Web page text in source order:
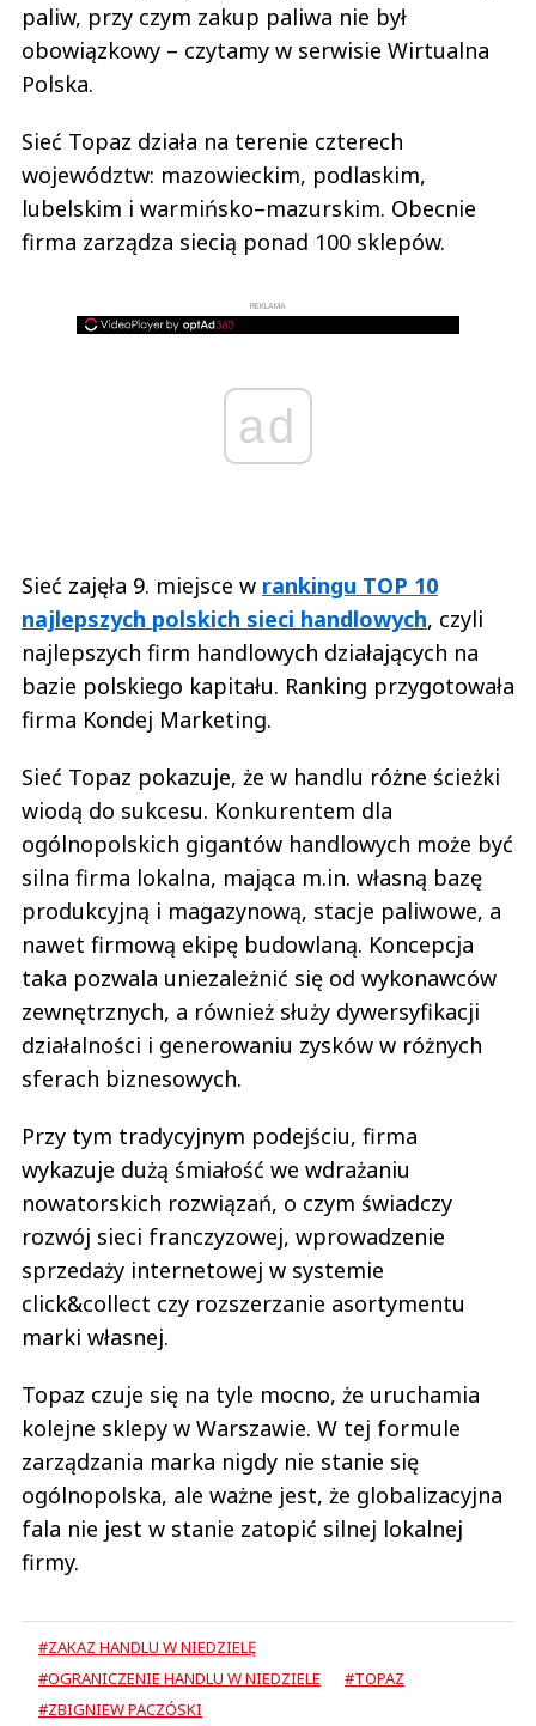
paliw, przy czym zakup paliwa nie był
obowiązkowy – czytamy w serwisie Wirtualna
Polska.
Sieć Topaz działa na terenie czterech
województw: mazowieckim, podlaskim,
lubelskim i warmińsko–mazurskim. Obecnie
firma zarządza siecią ponad 100 sklepów.
REKLAMA
ad
Sieć zajęła 9. miejsce w rankingu TOP 10
najlepszych polskich sieci handlowych, czyli
najlepszych firm handlowych działających na
bazie polskiego kapitału. Ranking przygotowała
firma Kondej Marketing.
Sieć Topaz pokazuje, że w handlu różne ścieżki
wiodą do sukcesu. Konkurentem dla
ogólnopolskich gigantów handlowych może być
silna firma lokalna, mająca m.in. własną bazę
produkcyjną i magazynową, stacje paliwowe, a
nawet firmową ekipę budowlaną. Koncepcja
taka pozwala uniezależnić się od wykonawców
zewnętrznych, a również służy dywersyfikacji
działalności i generowaniu zysków w różnych
sferach biznesowych.
Przy tym tradycyjnym podejściu, firma
wykazuje dużą śmiałość we wdrażaniu
nowatorskich rozwiązań, o czym świadczy
rozwój sieci franczyzowej, wprowadzenie
sprzedaży internetowej w systemie
click&collect czy rozszerzanie asortymentu
marki własnej.
Topaz czuje się na tyle mocno, że uruchamia
kolejne sklepy w Warszawie. W tej formule
zarządzania marka nigdy nie stanie się
ogólnopolska, ale ważne jest, że globalizacyjna
fala nie jest w stanie zatopić silnej lokalnej
firmy.
#ZAKAZ HANDLU W NIEDZIELĘ
#OGRANICZENIE HANDLU W NIEDZIELE
#TOPAZ
#ZBIGNIEW PACZÓSKI